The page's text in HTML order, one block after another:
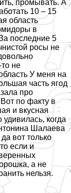
промывать. А
10 – 15
область
в
последние 5
росы не
не
У меня на
часть ягод
про
по факту в
и вкусная
когда
Шалаева
вот только
если и
а не
нельзя.